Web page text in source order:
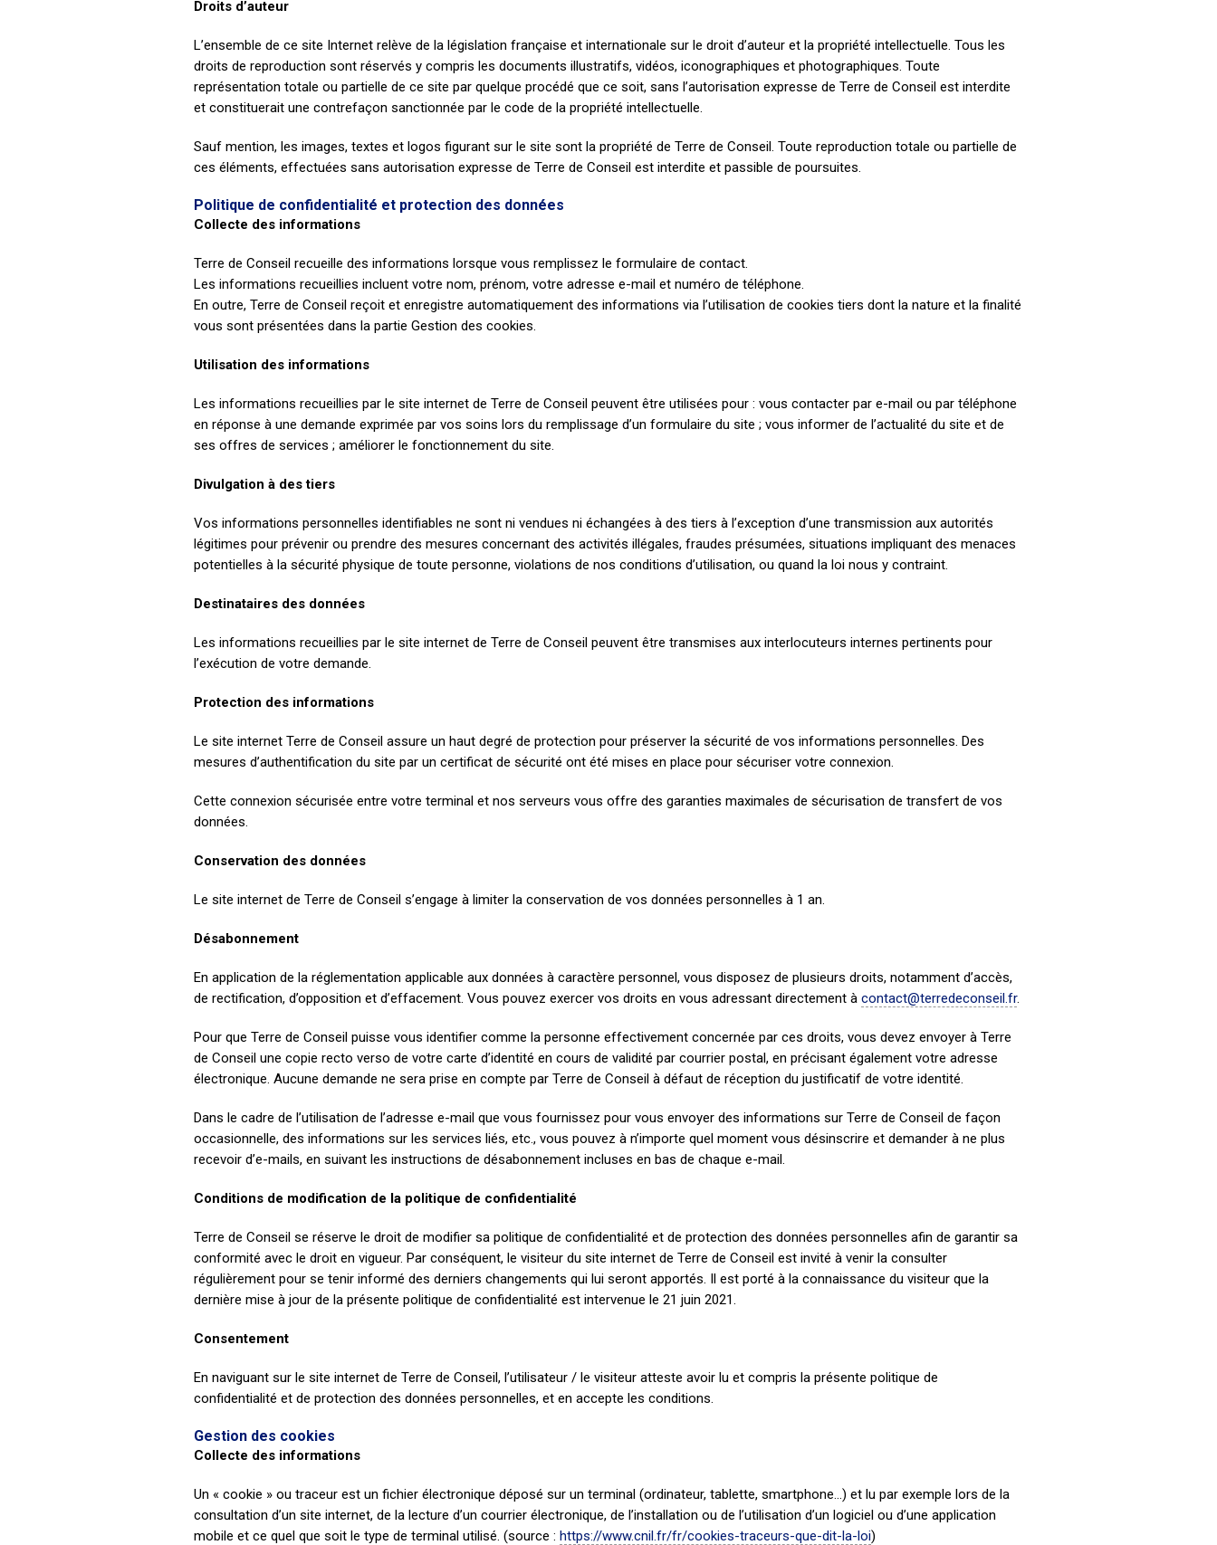
Droits d’auteur
L’ensemble de ce site Internet relève de la législation française et internationale sur le droit d’auteur et la propriété intellectuelle. Tous les
droits de reproduction sont réservés y compris les documents illustratifs, vidéos, iconographiques et photographiques. Toute
représentation totale ou partielle de ce site par quelque procédé que ce soit, sans l’autorisation expresse de Terre de Conseil est interdite
et constituerait une contrefaçon sanctionnée par le code de la propriété intellectuelle.
Sauf mention, les images, textes et logos figurant sur le site sont la propriété de Terre de Conseil. Toute reproduction totale ou partielle de
ces éléments, effectuées sans autorisation expresse de Terre de Conseil est interdite et passible de poursuites.
Politique de confidentialité et protection des données
Collecte des informations
Terre de Conseil recueille des informations lorsque vous remplissez le formulaire de contact.
Les informations recueillies incluent votre nom, prénom, votre adresse e-mail et numéro de téléphone.
En outre, Terre de Conseil reçoit et enregistre automatiquement des informations via l’utilisation de cookies tiers dont la nature et la finalité
vous sont présentées dans la partie Gestion des cookies.
Utilisation des informations​
Les informations recueillies par le site internet de Terre de Conseil peuvent être utilisées pour : vous contacter par e-mail ou par téléphone
en réponse à une demande exprimée par vos soins lors du remplissage d’un formulaire du site ; vous informer de l’actualité du site et de
ses offres de services ; améliorer le fonctionnement du site.
Divulgation à des tiers
Vos informations personnelles identifiables ne sont ni vendues ni échangées à des tiers à l’exception d’une transmission aux autorités
légitimes pour prévenir ou prendre des mesures concernant des activités illégales, fraudes présumées, situations impliquant des menaces
potentielles à la sécurité physique de toute personne, violations de nos conditions d’utilisation, ou quand la loi nous y contraint.
Destinataires des données​
Les informations recueillies par le site internet de Terre de Conseil peuvent être transmises aux interlocuteurs internes pertinents pour
l’exécution de votre demande.
Protection des informations​
Le site internet Terre de Conseil assure un haut degré de protection pour préserver la sécurité de vos informations personnelles. Des
mesures d’authentification du site par un certificat de sécurité ont été mises en place pour sécuriser votre connexion.
Cette connexion sécurisée entre votre terminal et nos serveurs vous offre des garanties maximales de sécurisation de transfert de vos
données.
Conservation des données
Le site internet de Terre de Conseil s’engage à limiter la conservation de vos données personnelles à 1 an.
Désabonnement
En application de la réglementation applicable aux données à caractère personnel, vous disposez de plusieurs droits, notamment d’accès,
de rectification, d’opposition et d’effacement. Vous pouvez exercer vos droits en vous adressant directement à contact@terredeconseil.fr.
Pour que Terre de Conseil puisse vous identifier comme la personne effectivement concernée par ces droits, vous devez envoyer à Terre
de Conseil une copie recto verso de votre carte d’identité en cours de validité par courrier postal, en précisant également votre adresse
électronique. Aucune demande ne sera prise en compte par Terre de Conseil à défaut de réception du justificatif de votre identité.
Dans le cadre de l’utilisation de l’adresse e-mail que vous fournissez pour vous envoyer des informations sur Terre de Conseil de façon
occasionnelle, des informations sur les services liés, etc., vous pouvez à n’importe quel moment vous désinscrire et demander à ne plus
recevoir d’e-mails, en suivant les instructions de désabonnement incluses en bas de chaque e-mail.
Conditions de modification de la politique de confidentialité
Terre de Conseil se réserve le droit de modifier sa politique de confidentialité et de protection des données personnelles afin de garantir sa
conformité avec le droit en vigueur. Par conséquent, le visiteur du site internet de Terre de Conseil est invité à venir la consulter
régulièrement pour se tenir informé des derniers changements qui lui seront apportés. Il est porté à la connaissance du visiteur que la
dernière mise à jour de la présente politique de confidentialité est intervenue le 21 juin 2021.
Consentement
En naviguant sur le site internet de Terre de Conseil, l’utilisateur / le visiteur atteste avoir lu et compris la présente politique de
confidentialité et de protection des données personnelles, et en accepte les conditions.
Gestion des cookies
Collecte des informations
Un « cookie » ou traceur est un fichier électronique déposé sur un terminal (ordinateur, tablette, smartphone…) et lu par exemple lors de la
consultation d’un site internet, de la lecture d’un courrier électronique, de l’installation ou de l’utilisation d’un logiciel ou d’une application
mobile et ce quel que soit le type de terminal utilisé. (source : https://www.cnil.fr/fr/cookies-traceurs-que-dit-la-loi)